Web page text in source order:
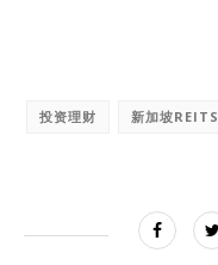
投资理财 新加坡REITS